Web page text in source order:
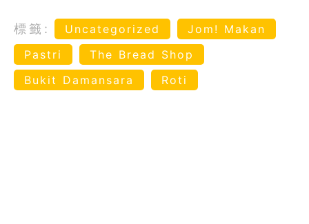
標籤: Uncategorized
Jom! Makan
Pastri
The Bread Shop
Bukit Damansara
Roti